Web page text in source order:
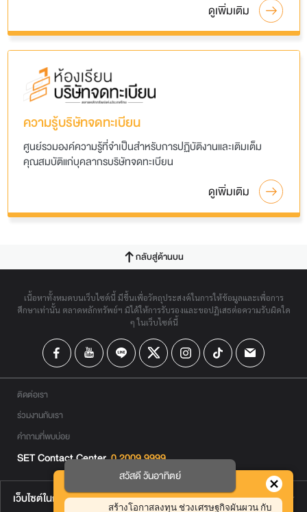
ดูเพิ่มเติม
ความรู้บริษัทจดทะเบียน
ศูนย์รวมองค์ความรู้ที่จำเป็นสำหรับการปฏิบัติงานและเติมเต็ม
คุณสมบัติแก่บุคลากรบริษัทจดทะเบียน
ดูเพิ่มเติม
กลับสู่ด้านบน
เนื้อหาทั้งหมดบนเว็บไซต์นี้ มีขึ้นเพื่อวัตถุประสงค์ในการให้ข้อมูลและเพื่อการ
ศึกษาเท่านั้น ตลาดหลักทรัพย์ฯ มิได้ให้การรับรองและขอปฏิเสธต่อความรับผิดใด
ๆ ในเว็บไซต์นี้
ติดต่อเรา
ร่วมงานกับเรา
คำถามที่พบบ่อย
SET Contact Center 0 2009 9999
เว็บไซต์ในกลุ่มตลาดหลักทรัพย์ฯ
สวัสดี วันอาทิตย์
สร้างโอกาสลงทุน ช่วงเศรษฐกิจผันผวน กับ